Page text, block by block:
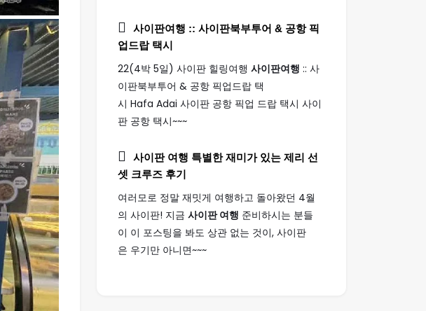
사이판여행 :: 사이판북부투어 & 공항 픽
업드랍 택시
22(4박 5일) 사이판 힐링여행 사이판여행 :: 사
이판북부투어 & 공항 픽업드랍 택
시 Hafa Adai 사이판 공항 픽업 드랍 택시 사이
판 공항 택시~~~
사이판 여행 특별한 재미가 있는 제리 선
셋 크루즈 후기
여러모로 정말 재밋게 여행하고 돌아왔던 4월
의 사이판! 지금 사이판 여행 준비하시는 분들
이 이 포스팅을 봐도 상관 없는 것이, 사이판
은 우기만 아니면~~~